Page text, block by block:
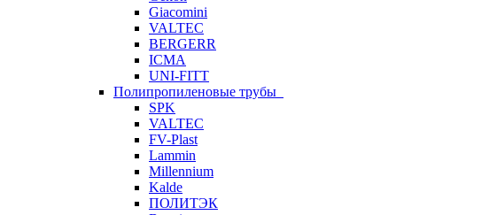
Giacomini
VALTEC
BERGERR
ICMA
UNI-FITT
Полипропиленовые трубы
SPK
VALTEC
FV-Plast
Lammin
Millennium
Kalde
ПОЛИТЭК